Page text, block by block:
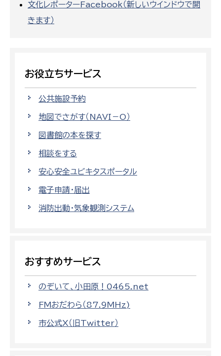
文化レポーターFacebook（新しいウインドウで開
きます）
お役立ちサービス
公共施設予約
地図でさがす（NAVI－O）
図書館の本を探す
相談をする
安心安全ユビキタスポータル
電子申請・届出
消防出動・気象観測システム
おすすめサービス
のぞいて、小田原！0465.net
FMおだわら（87.9MHz)
市公式X（旧Twitter）